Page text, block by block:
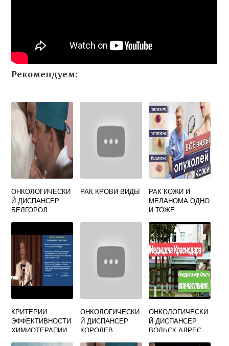
Рекомендуем:
ОНКОЛОГИЧЕСКИ
Й ДИСПАНСЕР
БЕЛГОРОД
РАК КРОВИ ВИДЫ
РАК КОЖИ И
МЕЛАНОМА ОДНО
И ТОЖЕ
КРИТЕРИИ
ЭФФЕКТИВНОСТИ
ХИМИОТЕРАПИИ
ОНКОЛОГИЧЕСКИ
Й ДИСПАНСЕР
КОРОЛЕВ
ОНКОЛОГИЧЕСКИ
Й ДИСПАНСЕР
ВОЛЬСК АДРЕС